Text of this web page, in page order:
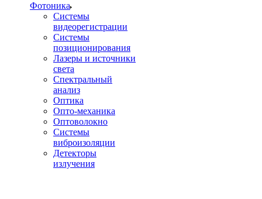
Фотоника
Cистемы
видеорегистрации
Системы
позиционирования
Лазеры и источники
света
Спектральный
анализ
Оптика
Опто-механика
Оптоволокно
Системы
виброизоляции
Детекторы
излучения